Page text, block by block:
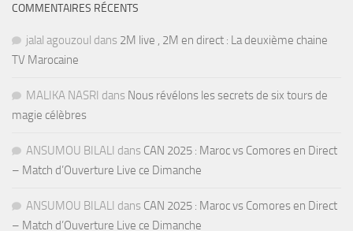
COMMENTAIRES RÉCENTS
jalal agouzoul dans 2M live , 2M en direct : La deuxième chaine
TV Marocaine
MALIKA NASRI dans Nous révélons les secrets de six tours de
magie célèbres
ANSUMOU BILALI dans CAN 2025 : Maroc vs Comores en Direct
– Match d’Ouverture Live ce Dimanche
ANSUMOU BILALI dans CAN 2025 : Maroc vs Comores en Direct
– Match d’Ouverture Live ce Dimanche